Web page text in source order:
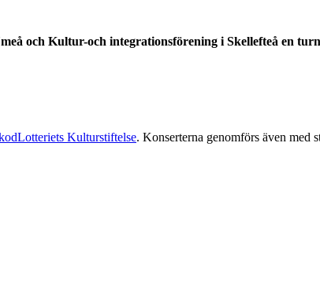
och Kultur-och integrationsförening i Skellefteå en
Kulturstiftelse. Konserterna genomförs även med